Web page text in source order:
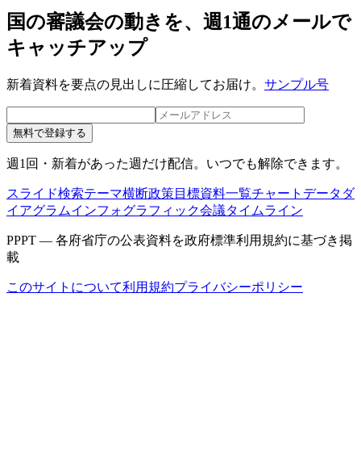
国の審議会の動きを、週1通のメールで
キャッチアップ
新着資料を要点の見出しに圧縮してお届け。 サンプル号
無料で登録する
週1回・新着があった週だけ配信。いつでも解除できます。
スライド検索テーマ横断政策目標資料一覧チャートデータ ダ
イアグラムインフォグラフィック会議タイムライン
PPPT — 各府省庁の公表資料を政府標準利用規約に基づき掲
載
このサイトについて利用規約プライバシーポリシー